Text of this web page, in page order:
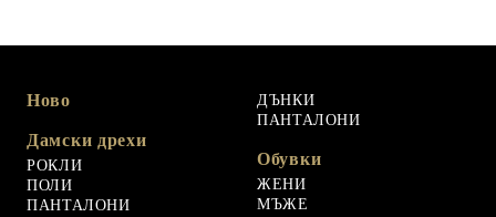
Ново
Дамски дрехи
РОКЛИ
ПОЛИ
ПАНТАЛОНИ
ДЪНКИ
ПАНТАЛОНИ
Обувки
ЖЕНИ
МЪЖЕ